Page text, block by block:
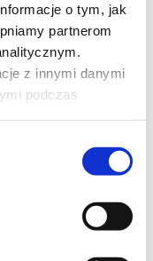
o tym, jak
partnerom
z innymi danymi
podczas